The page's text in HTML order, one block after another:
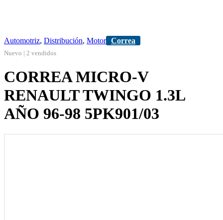
Automotriz, Distribución, Motor Correa
Nuevo | 2 vendidos
CORREA MICRO-V
RENAULT TWINGO 1.3L
AÑO 96-98 5PK901/03